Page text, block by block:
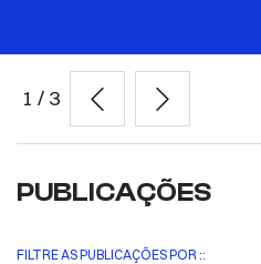
1 / 3
PUBLICAÇÕES
FILTRE AS PUBLICAÇÕES POR ::